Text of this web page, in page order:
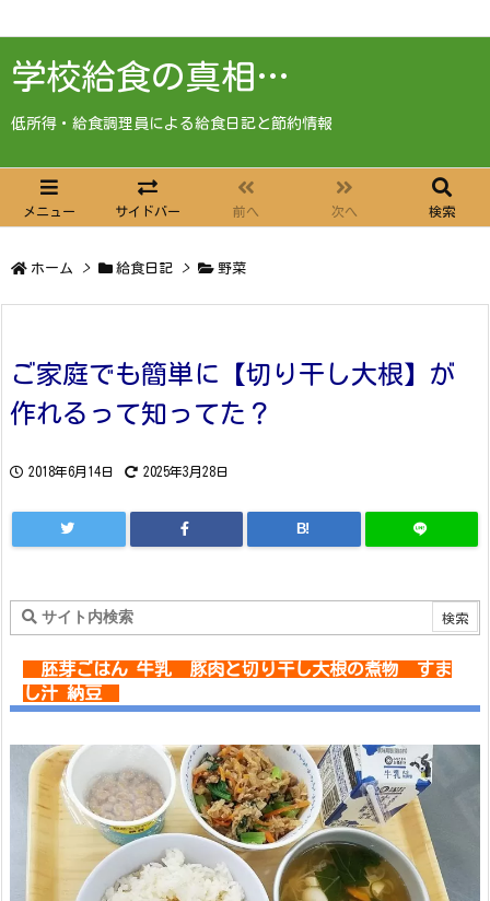
学校給食の真相…
低所得・給食調理員による給食日記と節約情報
メニュー サイドバー 前へ 次へ 検索
ホーム > 給食日記 > 野菜
ご家庭でも簡単に【切り干し大根】が
作れるって知ってた？
2018年6月14日 2025年3月28日
B!
胚芽ごはん 牛乳 豚肉と切り干し大根の煮物 すま
し汁 納豆